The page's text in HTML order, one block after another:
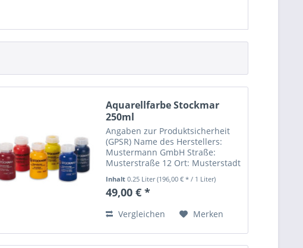
Aquarellfarbe Stockmar
250ml
Angaben zur Produktsicherheit
(GPSR) Name des Herstellers:
Mustermann GmbH Straße:
Musterstraße 12 Ort: Musterstadt
Email-Adresse:
info@mustermann.de
Inhalt0.25 Liter(196,00 € * / 1 Liter)
49,00 € *
Vergleichen Merken